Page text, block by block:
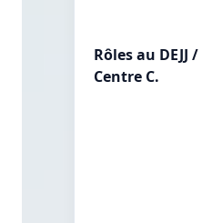
Rôles au DEJJ /
Centre C.